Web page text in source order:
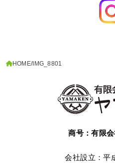
HOME IMG_8801
商号：有限
会社設立：平